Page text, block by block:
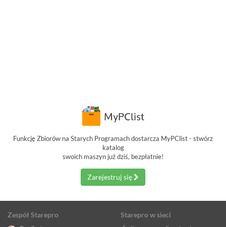
Funkcję Zbiorów na Starych Programach dostarcza MyPClist - stwórz
katalog
swoich maszyn już dziś, bezpłatnie!
Zarejestruj się
Zespół Starepro Starepro w sieci